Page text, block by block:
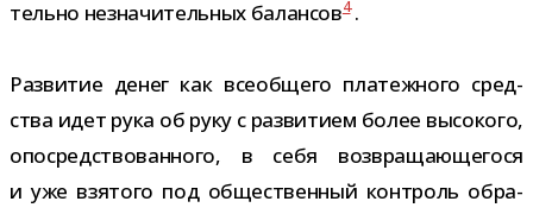
тельно незна­чи­тель­ных балан­сов4.
Развитие денег как все­об­щего пла­теж­ного сред­
ства идет рука об руку с раз­ви­тием более высо­кого,
опо­сред­ство­ван­ного, в себя воз­вра­ща­ю­ще­гося
и уже взя­того под обще­ствен­ный кон­троль обра­